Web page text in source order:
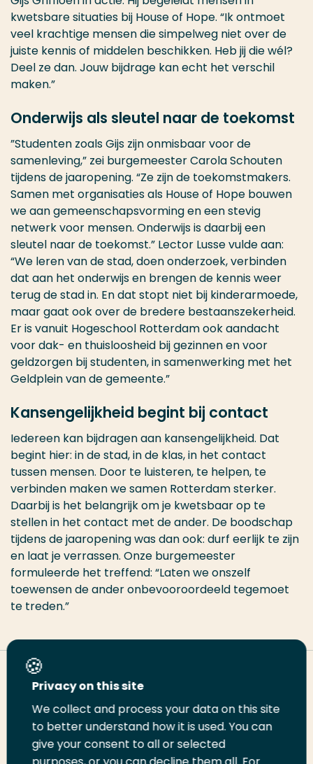
kwetsbare situaties bij House of Hope. “Ik ontmoet
veel krachtige mensen die simpelweg niet over de
juiste kennis of middelen beschikken. Heb jij die wél?
Deel ze dan. Jouw bijdrage kan echt het verschil
maken.”
Onderwijs als sleutel naar de toekomst
”Studenten zoals Gijs zijn onmisbaar voor de
samenleving,” zei burgemeester Carola Schouten
tijdens de jaaropening. “Ze zijn de toekomstmakers.
Samen met organisaties als House of Hope bouwen
we aan gemeenschapsvorming en een stevig
netwerk voor mensen. Onderwijs is daarbij een
sleutel naar de toekomst.” Lector Lusse vulde aan:
“We leren van de stad, doen onderzoek, verbinden
dat aan het onderwijs en brengen de kennis weer
terug de stad in. En dat stopt niet bij kinderarmoede,
maar gaat ook over de bredere bestaanszekerheid.
Er is vanuit Hogeschool Rotterdam ook aandacht
voor dak- en thuisloosheid bij gezinnen en voor
geldzorgen bij studenten, in samenwerking met het
Geldplein van de gemeente.”
Kansengelijkheid begint bij contact
Iedereen kan bijdragen aan kansengelijkheid. Dat
begint hier: in de stad, in de klas, in het contact
tussen mensen. Door te luisteren, te helpen, te
verbinden maken we samen Rotterdam sterker.
Daarbij is het belangrijk om je kwetsbaar op te
stellen in het contact met de ander. De boodschap
tijdens de jaaropening was dan ook: durf eerlijk te zijn
en laat je verrassen. Onze burgemeester
formuleerde het treffend: “Laten we onszelf
toewensen de ander onbevooroordeeld tegemoet
te treden.”
Deel deze pagina
DeelDeel
op
Deel
op
Email
deze
Print
deze
Privacy on this site
We collect and process your data on this site
to better understand how it is used. You can
give your consent to all or selected